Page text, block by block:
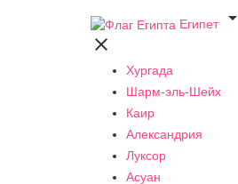
Египет


Хургада
Шарм-эль-Шейх
Каир
Александрия
Луксор
Асуан